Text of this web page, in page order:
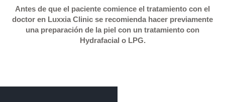
Antes de que el paciente comience el tratamiento con el
doctor en Luxxia Clinic se recomienda hacer previamente
una preparación de la piel con un tratamiento con
Hydrafacial o LPG.